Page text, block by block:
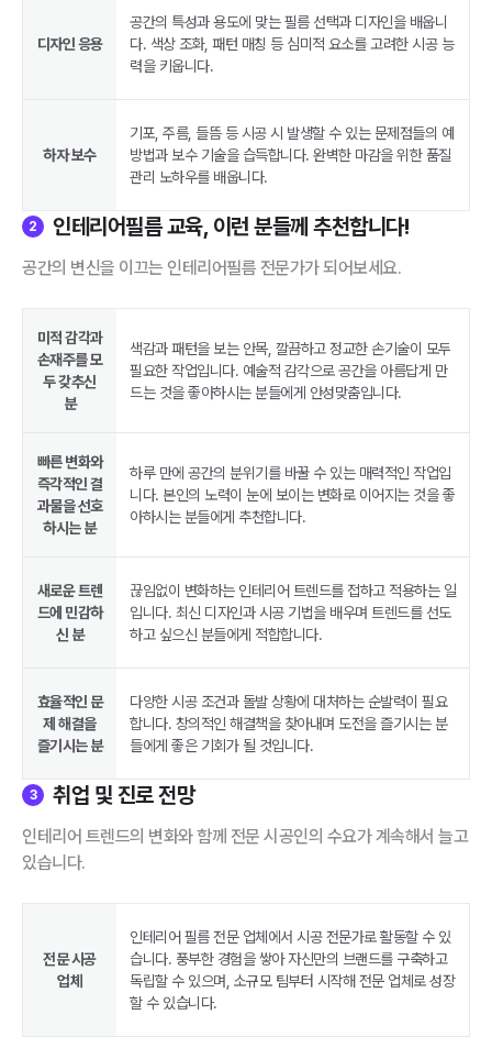
디자인 응용
공간의 특성과 용도에 맞는 필름 선택과 디자인을 배웁니
다. 색상 조화, 패턴 매칭 등 심미적 요소를 고려한 시공 능
력을 키웁니다.
하자 보수
기포, 주름, 들뜸 등 시공 시 발생할 수 있는 문제점들의 예
방법과 보수 기술을 습득합니다. 완벽한 마감을 위한 품질
관리 노하우를 배웁니다.
2 인테리어필름 교육, 이런 분들께 추천합니다!
공간의 변신을 이끄는 인테리어필름 전문가가 되어보세요.
미적 감각과
손재주를 모
두 갖추신
분
색감과 패턴을 보는 안목, 깔끔하고 정교한 손기술이 모두
필요한 작업입니다. 예술적 감각으로 공간을 아름답게 만
드는 것을 좋아하시는 분들에게 안성맞춤입니다.
빠른 변화와
즉각적인 결
과물을 선호
하시는 분
하루 만에 공간의 분위기를 바꿀 수 있는 매력적인 작업입
니다. 본인의 노력이 눈에 보이는 변화로 이어지는 것을 좋
아하시는 분들에게 추천합니다.
새로운 트렌
드에 민감하
신 분
끊임없이 변화하는 인테리어 트렌드를 접하고 적용하는 일
입니다. 최신 디자인과 시공 기법을 배우며 트렌드를 선도
하고 싶으신 분들에게 적합합니다.
효율적인 문
제 해결을
즐기시는 분
다양한 시공 조건과 돌발 상황에 대처하는 순발력이 필요
합니다. 창의적인 해결책을 찾아내며 도전을 즐기시는 분
들에게 좋은 기회가 될 것입니다.
3 취업 및 진로 전망
인테리어 트렌드의 변화와 함께 전문 시공인의 수요가 계속해서 늘고
있습니다.
전문 시공
업체
인테리어 필름 전문 업체에서 시공 전문가로 활동할 수 있
습니다. 풍부한 경험을 쌓아 자신만의 브랜드를 구축하고
독립할 수 있으며, 소규모 팀부터 시작해 전문 업체로 성장
할 수 있습니다.